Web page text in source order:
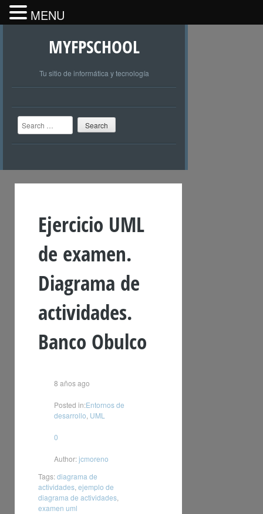
MYFPSCHOOL
Tu sitio de informática y tecnología
Search
Ejercicio UML
de examen.
Diagrama de
actividades.
Banco Obulco
8 años ago
Posted in:Entornos de
desarrollo UML
0
Author:jcmoreno
Tags:diagrama de
actividades ejemplo de
diagrama de actividades
examen uml
MENU